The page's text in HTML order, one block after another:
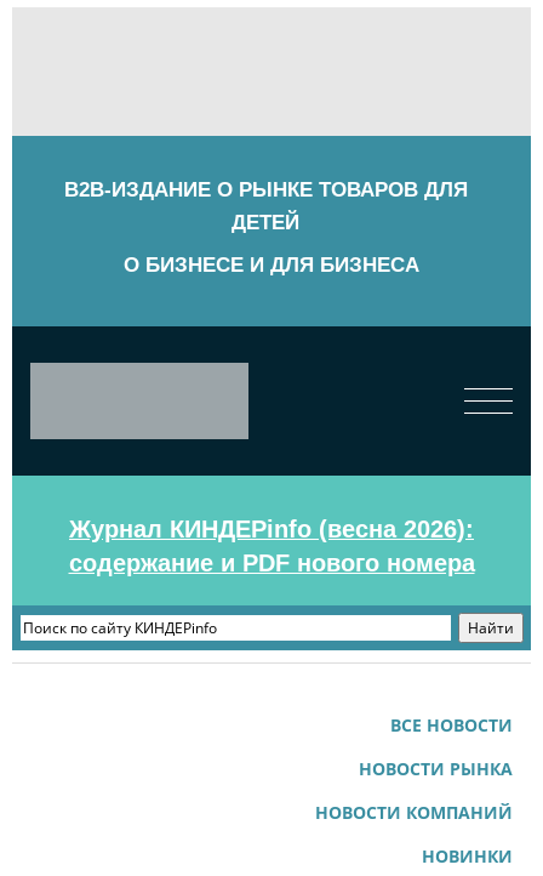
B2B-ИЗДАНИЕ О РЫНКЕ ТОВАРОВ ДЛЯ
ДЕТЕЙ
О БИЗНЕСЕ И ДЛЯ БИЗНЕСА
Журнал КИНДЕРinfo (весна 2026):
содержание и PDF нового номера
ВСЕ НОВОСТИ
НОВОСТИ РЫНКА
НОВОСТИ КОМПАНИЙ
НОВИНКИ